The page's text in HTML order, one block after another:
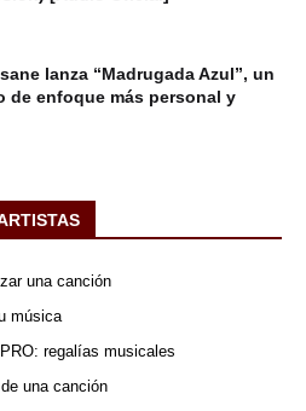
lanza “Madrugada Azul”, un
de enfoque más personal y
una canción
música
regalías musicales
una canción